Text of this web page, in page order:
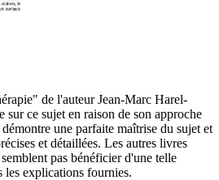
de l'auteur Jean-Marc Harel-
ce sujet en raison de son approche
une parfaite maîtrise du sujet et
et détaillées. Les autres livres
pas bénéficier d'une telle
les explications fournies.